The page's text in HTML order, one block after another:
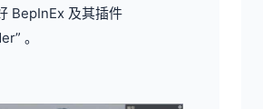
BepInEx 及其插件
。